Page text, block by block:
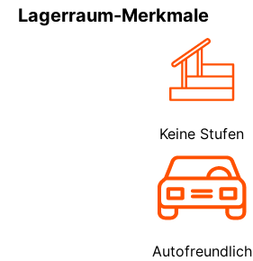
Lagerraum-Merkmale
Keine Stufen
Autofreundlich